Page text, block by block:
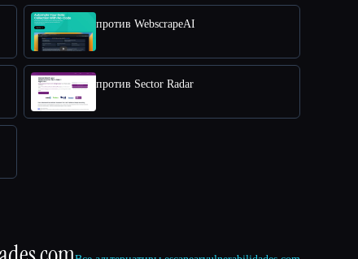
против WebscrapeAI
против Sector Radar